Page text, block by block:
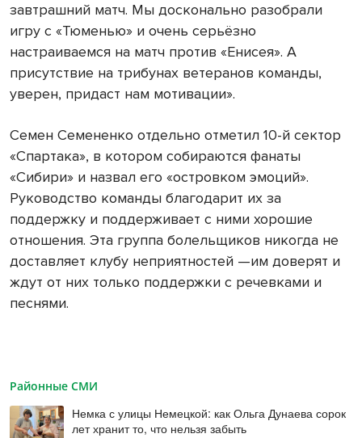
завтрашний матч. Мы досконально разобрали
игру с «Тюменью» и очень серьёзно
настраиваемся на матч против «Енисея». А
присутствие на трибунах ветеранов команды,
уверен, придаст нам мотивации».
Семен Семененко отдельно отметил 10-й сектор
«Спартака», в котором собираются фанаты
«Сибири» и назвал его «островком эмоций».
Руководство команды благодарит их за
поддержку и поддерживает с ними хорошие
отношения. Эта группа болельщиков никогда не
доставляет клубу неприятностей —им доверят и
ждут от них только поддержки с речевками и
песнями.
Районные СМИ
Немка с улицы Немецкой: как Ольга Дунаева сорок
лет хранит то, что нельзя забыть